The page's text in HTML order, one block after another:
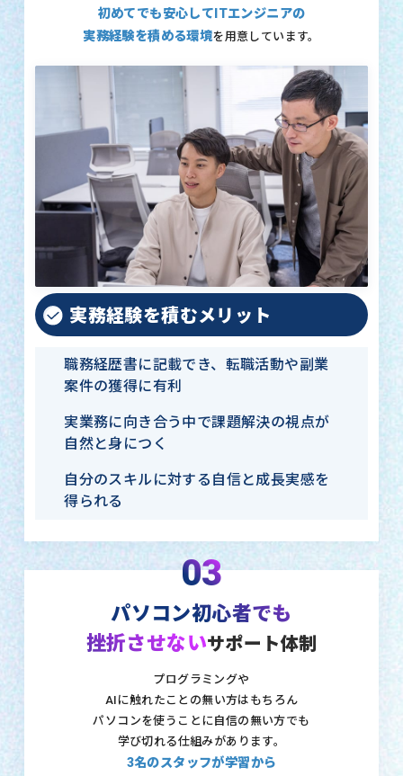
初めてでも安心してITエンジニアの
実務経験を積める環境を用意しています。
実務経験を積むメリット
職務経歴書に記載でき、転職活動や副業
案件の獲得に有利
実業務に向き合う中で課題解決の視点が
自然と身につく
自分のスキルに対する自信と成長実感を
得られる
03
パソコン初心者でも
挫折させないサポート体制
プログラミングや
AIに触れたことの無い方はもちろん
パソコンを使うことに自信の無い方でも
学び切れる仕組みがあります。
3名のスタッフが学習から